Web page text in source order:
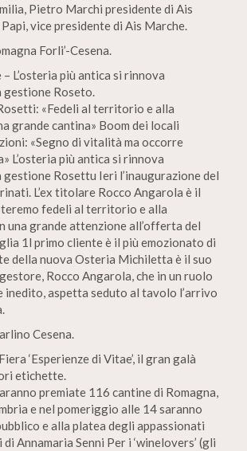
Pietro Marchi presidente di Ais
vice presidente di Ais Marche.
Forli’-Cesena.
– L’osteria più antica si rinnova
gestione Roseto.
«Fedeli al territorio e alla
grande cantina» Boom dei locali
«Segno di vitalità ma occorre
L’osteria più antica si rinnova
Rosettu Ieri l’inaugurazione del
L’ex titolare Rocco Angarola è il
fedeli al territorio e alla
una grande attenzione all’offerta del
1l primo cliente è il più emozionato di
della nuova Osteria Michiletta è il suo
Rocco Angarola, che in un ruolo
inedito, aspetta seduto al tavolo l’arrivo
Cesena.
‘Esperienze di Vitae’, il gran galà
etichette.
premiate 116 cantine di Romagna,
e nel pomeriggio alle 14 saranno
e alla platea degli appassionati
Annamaria Senni Per i ‘winelovers’ (gli